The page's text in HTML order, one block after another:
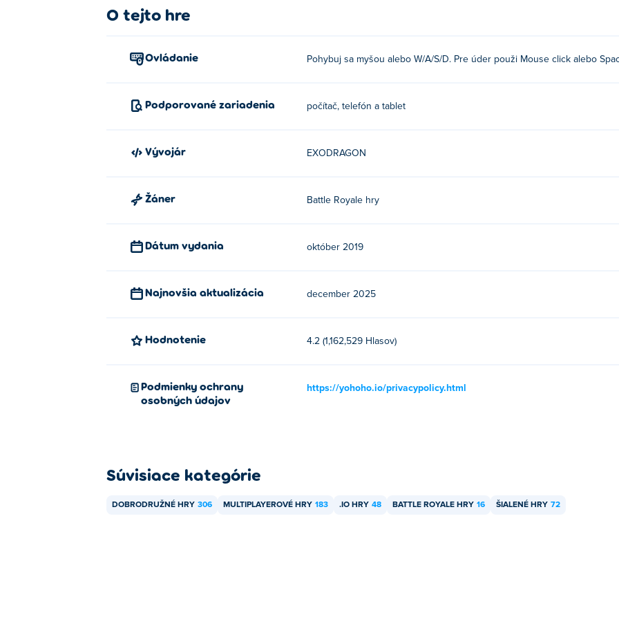
O tejto hre
Ovládanie Pohybuj sa myšou alebo W/A/S/D. Pre úder použi Mouse click alebo
Podporované zariadenia počítač, telefón a tablet
Vývojár EXODRAGON
Žáner Battle Royale hry
Dátum vydania október 2019
Najnovšia aktualizácia december 2025
Hodnotenie 4.2 (1,162,529 Hlasov)
Podmienky ochrany
osobných údajov
https://yohoho.io/privacypolicy.html
Súvisiace kategórie
DOBRODRUŽNÉ HRY 306 MULTIPLAYEROVÉ HRY 183 .IO HRY 48 BATTLE ROYALE HRY 16 ŠIALENÉ HRY 72